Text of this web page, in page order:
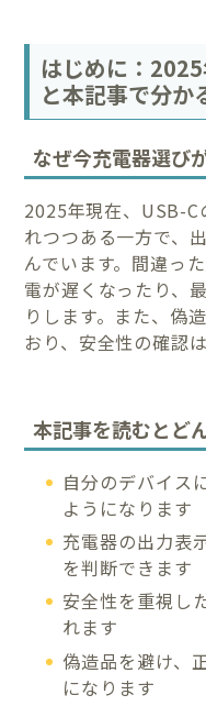
はじめに：
と本記事で分か
なぜ今充電器選び
2025年現在、USB-C
れつつある一方で、
んでいます。間違っ
電が遅くなったり、
りします。また、偽
おり、安全性の確認
本記事を読むとど
自分のデバイス
ようになります
充電器の出力表
を判断できます
安全性を重視し
れます
偽造品を避け、
になります